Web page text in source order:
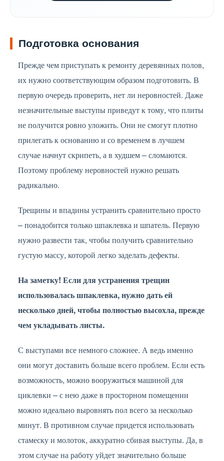
Подготовка основания
Прежде чем приступать к ремонту деревянных полов,
их нужно соответствующим образом подготовить. В
первую очередь проверить, нет ли неровностей. Даже
незначительные выступы приведут к тому, что плиты
не получится ровно уложить. Они не смогут плотно
прилегать к основанию и со временем в лучшем
случае начнут скрипеть, а в худшем – сломаются.
Поэтому проблему неровностей нужно решать
радикально.
Трещины и впадины устранить сравнительно просто
– понадобится только шпаклевка и шпатель. Первую
нужно развести так, чтобы получить сравнительно
густую массу, которой легко заделать дефекты.
На заметку! Если для устранения трещин
использовалась шпаклевка, нужно дать ей
несколько дней, чтобы полностью высохла, прежде
чем укладывать листы.
С выступами все немного сложнее. А ведь именно
они могут доставить больше всего проблем. Если есть
возможность, можно вооружиться машиной для
циклевки – с нею даже в просторном помещении
можно идеально выровнять пол всего за несколько
минут. В противном случае придется использовать
стамеску и молоток, аккуратно сбивая выступы. Да, в
этом случае на работу уйдет значительно больше